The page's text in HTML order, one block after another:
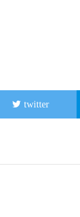
twitter